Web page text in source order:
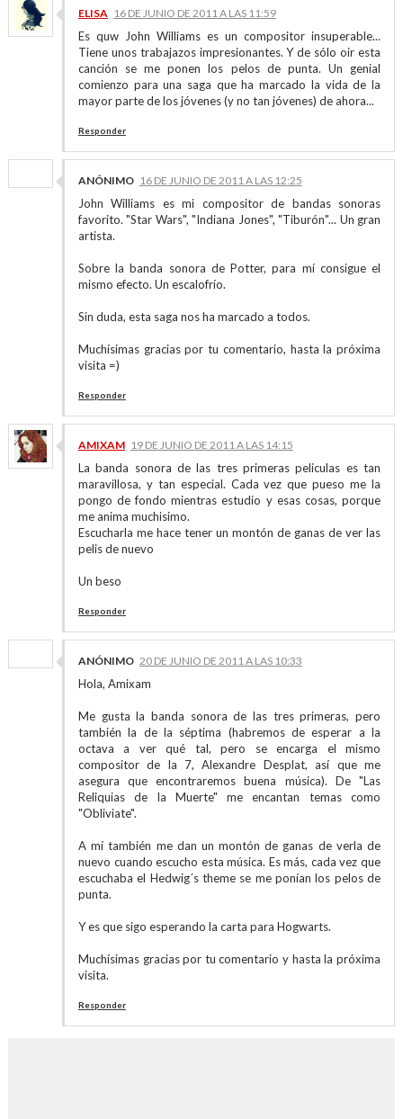
ELISA 16 DE JUNIO DE 2011 A LAS 11:59
Es quw John Williams es un compositor insuperable...
Tiene unos trabajazos impresionantes. Y de sólo oir esta
canción se me ponen los pelos de punta. Un genial
comienzo para una saga que ha marcado la vida de la
mayor parte de los jóvenes (y no tan jóvenes) de ahora...
Responder
ANÓNIMO 16 DE JUNIO DE 2011 A LAS 12:25
John Williams es mi compositor de bandas sonoras
favorito. "Star Wars", "Indiana Jones", "Tiburón"... Un gran
artista.
Sobre la banda sonora de Potter, para mí consigue el
mismo efecto. Un escalofrío.
Sin duda, esta saga nos ha marcado a todos.
Muchísimas gracias por tu comentario, hasta la próxima
visita =)
Responder
AMIXAM 19 DE JUNIO DE 2011 A LAS 14:15
La banda sonora de las tres primeras peliculas es tan
maravillosa, y tan especial. Cada vez que pueso me la
pongo de fondo mientras estudio y esas cosas, porque
me anima muchisimo.
Escucharla me hace tener un montón de ganas de ver las
pelis de nuevo
Un beso
Responder
ANÓNIMO 20 DE JUNIO DE 2011 A LAS 10:33
Hola, Amixam
Me gusta la banda sonora de las tres primeras, pero
también la de la séptima (habremos de esperar a la
octava a ver qué tal, pero se encarga el mismo
compositor de la 7, Alexandre Desplat, así que me
asegura que encontraremos buena música). De "Las
Reliquias de la Muerte" me encantan temas como
"Obliviate".
A mí también me dan un montón de ganas de verla de
nuevo cuando escucho esta música. Es más, cada vez que
escuchaba el Hedwig´s theme se me ponían los pelos de
punta.
Y es que sigo esperando la carta para Hogwarts.
Muchísimas gracias por tu comentario y hasta la próxima
visita.
Responder